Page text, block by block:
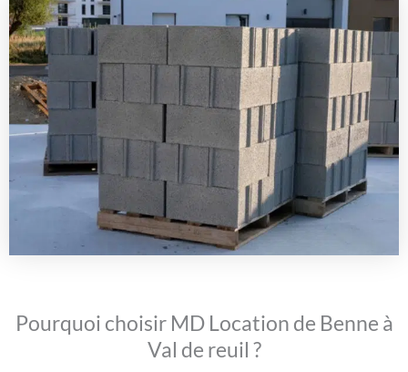
Pourquoi choisir MD Location de Benne à
Val de reuil ?